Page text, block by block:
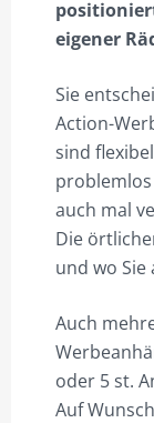
eigener
Sie
Action-
sind
problemlos
auch mal
Die
und wo Sie
Auch
oder 5 st.
Auf